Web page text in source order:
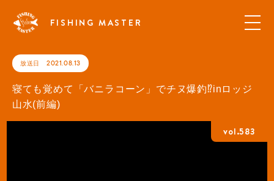
FISHING MASTER
放送日 2021.08.13
寝ても覚めて「バニラコーン」でチヌ爆釣⁉︎inロッジ
山水(前編)
vol.583